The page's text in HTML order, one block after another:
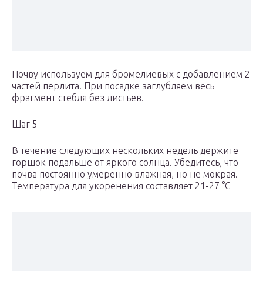
Почву используем для бромелиевых с добавлением 2
частей перлита. При посадке заглубляем весь
фрагмент стебля без листьев.
Шаг 5
В течение следующих нескольких недель держите
горшок подальше от яркого солнца. Убедитесь, что
почва постоянно умеренно влажная, но не мокрая.
Температура для укоренения составляет 21-27 °C